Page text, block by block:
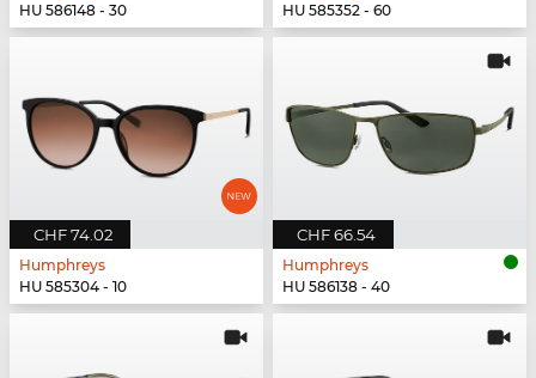
HU 586148 - 30
HU 585352 - 60
CHF 74.02
Humphreys
HU 585304 - 10
CHF 66.54
Humphreys
HU 586138 - 40